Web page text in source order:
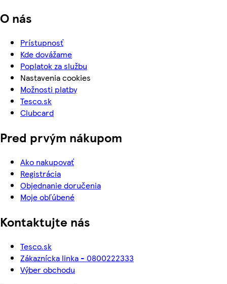
O nás
Prístupnosť
Kde dovážame
Poplatok za službu
Nastavenia cookies
Možnosti platby
Tesco.sk
Clubcard
Pred prvým nákupom
Ako nakupovať
Registrácia
Objednanie doručenia
Moje obľúbené
Kontaktujte nás
Tesco.sk
Zákaznícka linka - 0800222333
Výber obchodu